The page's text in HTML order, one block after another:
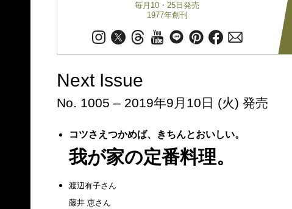
毎月10・25日発売
1977年創刊
Next Issue
No. 1005 – 2019年9月10日 (火) 発売
コツさえつかめば、きちんとおいしい。
我が家の定番料理。
渡辺有子さん
藤井 恵さん